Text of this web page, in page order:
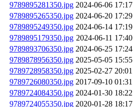
9789895281350.jpg 2024-06-06 17:17
9789895265350.jpg 2024-06-20 17:29
9789895249350.jpg 2024-06-14 17:19
9789895179350.jpg 2024-06-11 17:40
9789893706350.jpg 2024-06-25 17:24
9789878956350.jpg 2025-05-05 15:55
9789728958350.jpg 2025-02-27 20:01
9789726080350.jpg 2017-09-10 01:31
9789724084350.jpg 2024-01-30 18:22
9789724055350.jpg 2020-01-28 18:17